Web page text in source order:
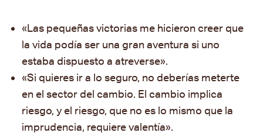
«Las pequeñas victorias me hicieron creer que
la vida podía ser una gran aventura si uno
estaba dispuesto a atreverse».
«Si quieres ir a lo seguro, no deberías meterte
en el sector del cambio. El cambio implica
riesgo, y el riesgo, que no es lo mismo que la
imprudencia, requiere valentía».